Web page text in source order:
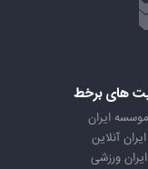
های برخط
موسسه ایران
ایران آنلاین
ایران ورزشی